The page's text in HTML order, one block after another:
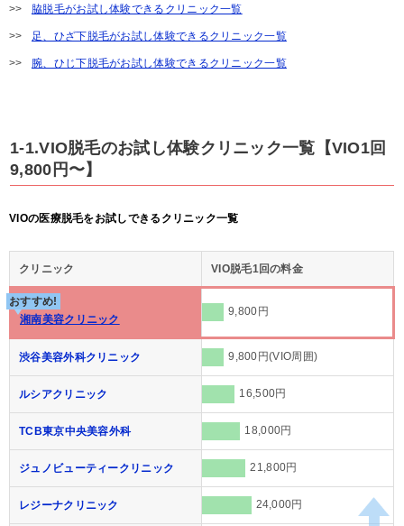
脇脱毛がお試し体験できるクリニック一覧
足、ひざ下脱毛がお試し体験できるクリニック一覧
腕、ひじ下脱毛がお試し体験できるクリニック一覧
1-1.VIO脱毛のお試し体験クリニック一覧【VIO1回
9,800円〜】
VIOの医療脱毛をお試しできるクリニック一覧
クリニック VIO脱毛1回の料金
おすすめ!
湘南美容クリニック
9,800円
渋谷美容外科クリニック 9,800円(VIO周囲)
ルシアクリニック 16,500円
TCB東京中央美容外科 18,000円
ジュノビューティークリニック 21,800円
レジーナクリニック 24,000円